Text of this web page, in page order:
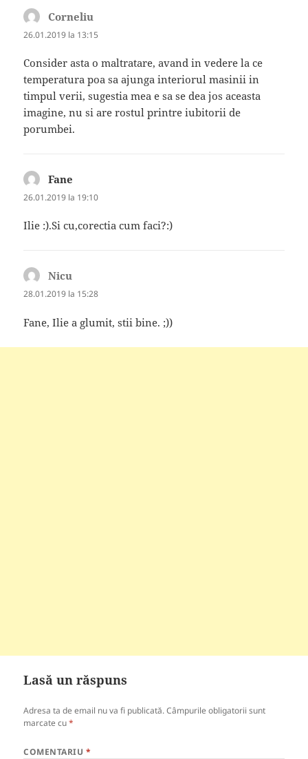
Corneliu
26.01.2019 la 13:15
Consider asta o maltratare, avand in vedere la ce
temperatura poa sa ajunga interiorul masinii in
timpul verii, sugestia mea e sa se dea jos aceasta
imagine, nu si are rostul printre iubitorii de
porumbei.
Fane
26.01.2019 la 19:10
Ilie :).Si cu,corectia cum faci?:)
Nicu
28.01.2019 la 15:28
Fane, Ilie a glumit, stii bine. ;))
Lasă un răspuns
Adresa ta de email nu va fi publicată. Câmpurile obligatorii sunt
marcate cu*
COMENTARIU *